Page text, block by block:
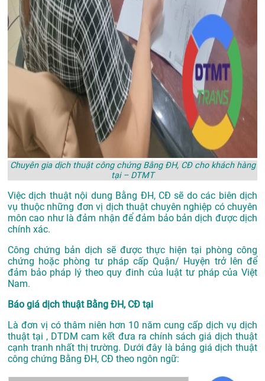
Chuyên gia dịch thuật công chứng Bằng ĐH, CĐ cho khách hàng
tại – DTMT
Việc dịch thuật nội dung Bằng ĐH, CĐ sẽ do các biên dịch
vụ thuộc những đơn vị dịch thuật chuyên nghiệp có chuyên
môn cao như là đảm nhận để đảm bảo bản dịch được dịch
chính xác.
Công chứng bản dịch sẽ được thực hiện tại phòng công
chứng hoặc phòng tư pháp cấp Quận/ Huyện trở lên để
đảm bảo pháp lý theo quy đinh của luật tư pháp của Việt
Nam.
Báo giá dịch thuật Bằng ĐH, CĐ tại
Là đơn vị có thâm niên hơn 10 năm cung cấp dịch vụ dịch
thuật tại , DTDM cam kết đưa ra chính sách giá dịch thuật
cạnh tranh nhất thị trường. Dưới đây là bảng giá dịch thuật
công chứng Bằng ĐH, CĐ theo ngôn ngữ: